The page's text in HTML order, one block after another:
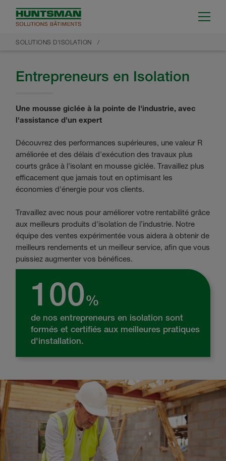
SOLUTIONS D'ISOLATION
Entrepreneurs en Isolation
Une mousse giclée à la pointe de l'industrie, avec
l'assistance d'un expert
Découvrez des performances supérieures, une valeur R
améliorée et des délais d'exécution des travaux plus
courts grâce à l'isolant en mousse giclée. Travaillez plus
efficacement que jamais tout en optimisant les
économies d'énergie pour vos clients.
Travaillez avec nous pour améliorer votre rentabilité grâce
aux meilleurs produits d'isolation de l’industrie. Notre
équipe des ventes expérimentée vous aidera à obtenir de
meilleurs rendements et un meilleur service, afin que vous
puissiez augmenter vos bénéfices.
100%
de nos entrepreneurs en isolation sont
formés et certifiés aux meilleures pratiques
d'installation.